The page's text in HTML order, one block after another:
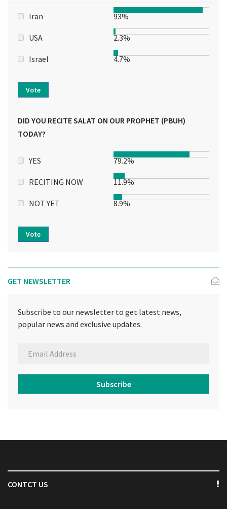
Iran 93%
USA 2.3%
Israel 4.7%
Vote
DID YOU RECITE SALAT ON OUR PROPHET (PBUH)
TODAY?
YES 79.2%
RECITING NOW 11.9%
NOT YET 8.9%
Vote
GET NEWSLETTER
Subscribe to our newsletter to get latest news,
popular news and exclusive updates.
Subscribe
CONTCT US